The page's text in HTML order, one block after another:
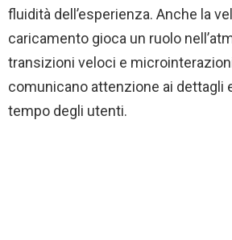
fluidità dell’esperienza. Anche la
caricamento gioca un ruolo
transizioni veloci e
comunicano attenzione ai dettagli
tempo degli utenti.